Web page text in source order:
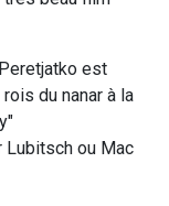
est
du nanar à la
Lubitsch ou Mac